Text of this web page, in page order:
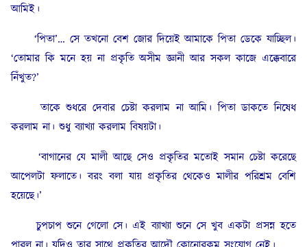
আমিই।
‘পিতা’… সে তখনো বেশ জোর দিয়েই আমাকে পিতা ডেকে যাচ্ছিল।
‘তোমার কি মনে হয় না প্রকৃতি অসীম জ্ঞানী আর সকল কাজে এক্কেবারে
নিঁখুত?’
তাকে শুধরে দেবার চেষ্টা করলাম না আমি। পিতা ডাকতে নিষেধ
করলাম না। শুধু ব্যাখ্যা করলাম বিষয়টা।
‘বাগানের যে মালী আছে সেও প্রকৃতির মতোই সমান চেষ্টা করেছে
আপেলটা ফলাতে। বরং বলা যায় প্রকৃতির থেকেও মালীর পরিশ্রম বেশি
হয়েছে।’
চুপচাপ শুনে গেলো সে। এই ব্যাখ্যা শুনে সে খুব একটা প্রসন্ন হতে